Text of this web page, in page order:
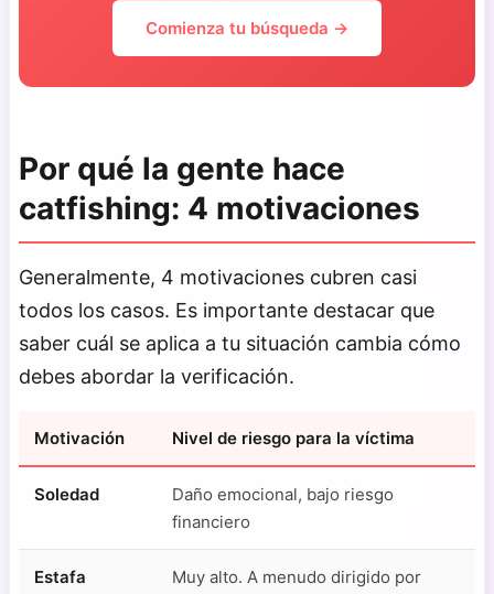
Comienza tu búsqueda →
Por qué la gente hace
catfishing: 4 motivaciones
Generalmente, 4 motivaciones cubren casi
todos los casos. Es importante destacar que
saber cuál se aplica a tu situación cambia cómo
debes abordar la verificación.
Motivación Nivel de riesgo para la víctima
Soledad
Daño emocional, bajo riesgo
financiero
Estafa Muy alto. A menudo dirigido por